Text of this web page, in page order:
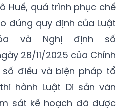
Huế, quá trình phục chế
đúng quy định của Luật
và Nghị định số
28/11/2025 của Chính
điều và biện pháp tổ
hành Luật Di sản văn
sát kế hoạch đã được